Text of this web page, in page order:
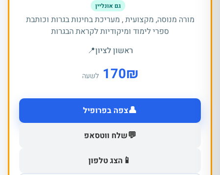
גם אונליין
מורה מנוסה, מקצועית , מעריכת בחינות בגרות וכותבת
ספרי לימוד ומיקודיות לקראת הבגרות
ראשון לציון📍
₪
170 לשעה
👤צפה בפרופיל
💬שלח ווטסאפ
📱 הצג טלפון